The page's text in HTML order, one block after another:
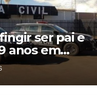
ser pai e
anos em